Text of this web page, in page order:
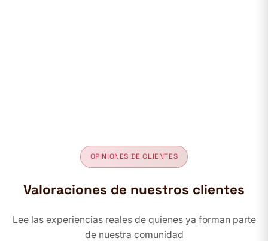
OPINIONES DE CLIENTES
Valoraciones de nuestros clientes
Lee las experiencias reales de quienes ya forman parte
de nuestra comunidad